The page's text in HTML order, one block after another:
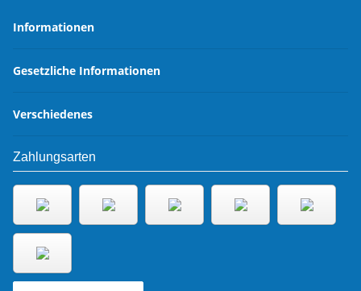
Informationen
Gesetzliche Informationen
Verschiedenes
Zahlungsarten